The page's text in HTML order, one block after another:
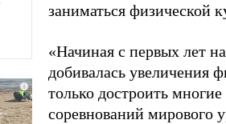
заниматься физической
«Начиная с первых лет
добивалась увеличения
только достроить
соревнований мирового